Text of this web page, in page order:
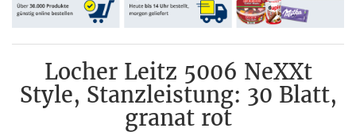
Locher Leitz 5006 NeXXt
Style, Stanzleistung: 30 Blatt,
granat rot